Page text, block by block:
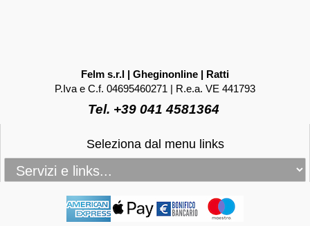
Felm s.r.l | Gheginonline | Ratti
P.Iva e C.f. 04695460271 | R.e.a. VE 441793
Tel. +39 041 4581364
Seleziona dal menu links